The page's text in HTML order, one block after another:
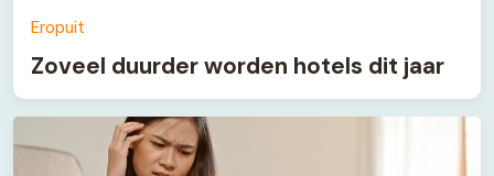
Eropuit
Zoveel duurder worden hotels dit jaar